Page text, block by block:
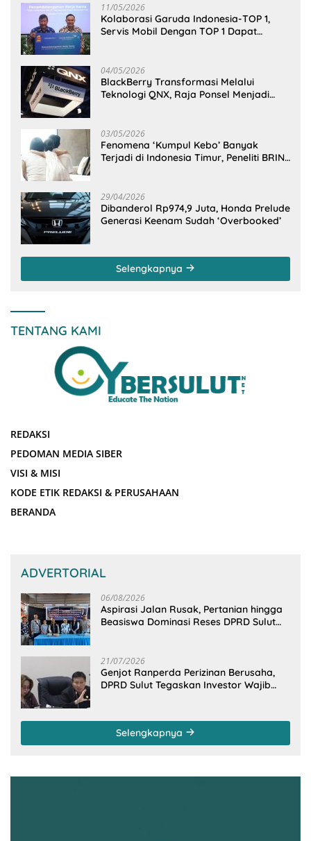
11/05/2026
Kolaborasi Garuda Indonesia-TOP 1,
Servis Mobil Dengan TOP 1 Dapat
04/05/2026
BlackBerry Transformasi Melalui
Teknologi QNX, Raja Ponsel Menjadi
03/05/2026
Fenomena ‘Kumpul Kebo’ Banyak
Terjadi di Indonesia Timur, Peneliti BRIN
29/04/2026
Dibanderol Rp974,9 Juta, Honda Prelude
Generasi Keenam Sudah ‘Overbooked’
Selengkapnya
TENTANG KAMI
REDAKSI
PEDOMAN MEDIA SIBER
VISI & MISI
KODE ETIK REDAKSI & PERUSAHAAN
BERANDA
ADVERTORIAL
06/08/2026
Aspirasi Jalan Rusak, Pertanian hingga
Beasiswa Dominasi Reses DPRD Sulut
21/07/2026
Genjot Ranperda Perizinan Berusaha,
DPRD Sulut Tegaskan Investor Wajib
Selengkapnya